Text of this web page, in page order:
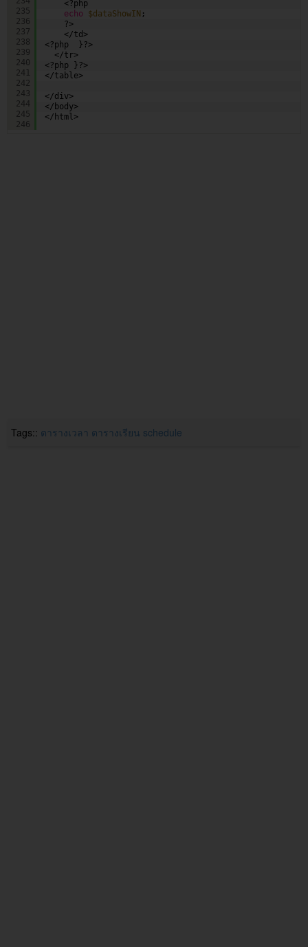
235
236
237
238
239
240
241
242
243
244
245
246
<?php
echo
$dataShowIN
?>
</td>
<?php  }?>
</tr>
<?php }?>
</table>
</div>
</body>
</html>
Tags:: ตารางเวลา ตารางเรียน schedule